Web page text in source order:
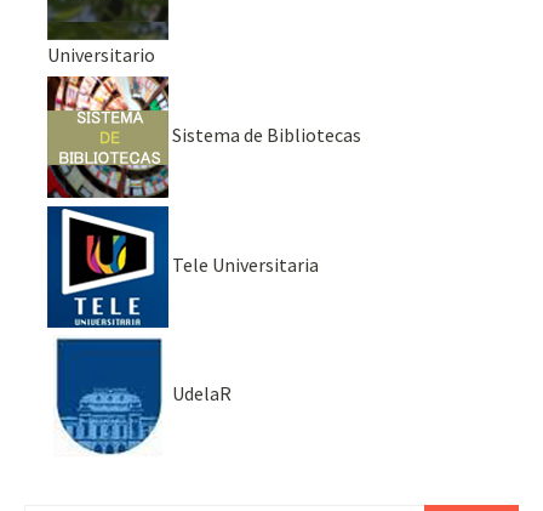
Universitario
Sistema de Bibliotecas
Tele Universitaria
UdelaR